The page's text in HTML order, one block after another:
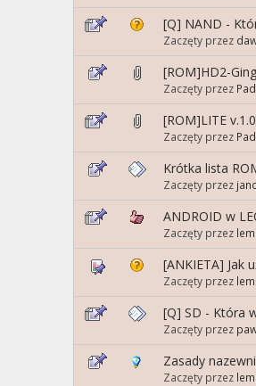
[Q] NAND -
Zaczęty przez
[ROM]HD2-
Zaczęty przez
[ROM]LITE
Zaczęty przez
Krótka lista
Zaczęty przez
ANDROID w
Zaczęty przez
[ANKIETA] Jak
Zaczęty przez
[Q] SD - Która
Zaczęty przez
Zasady
Zaczęty przez